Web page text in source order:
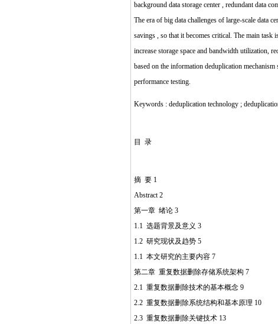
background data storage center , redundant data
The era of big data challenges of large-scale data
savings , so that it becomes critical. The main task
increase storage space and bandwidth utilization,
based on the information deduplication
performance testing.
Keywords : deduplication technology ;
目 录
摘 要 1
Abstract 2
第一章 绪论 3
1.1 选题背景及意义 3
1.2 研究现状及趋势 5
1.1 本文研究的主要内容 7
第二章 重复数据删除存储系统架构 7
2.1 重复数据删除技术的基本概念 9
2.2 重复数据删除系统结构和基本原理 10
2.3 重复数据删除关键技术 13